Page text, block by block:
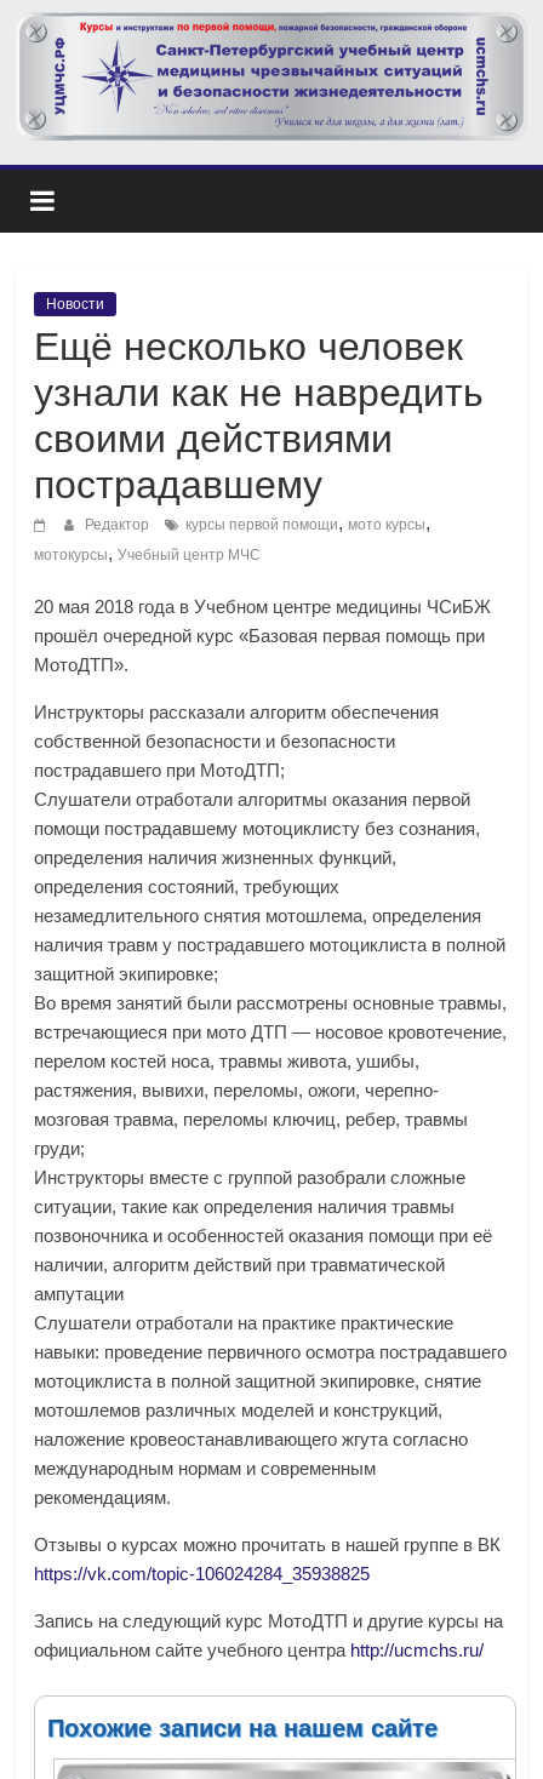
Новости
Ещё несколько человек
узнали как не навредить
своими действиями
пострадавшему
Редактор курсы первой помощи, мото курсы,
мотокурсы,Учебный центр МЧС
20 мая 2018 года в Учебном центре медицины ЧСиБЖ
прошёл очередной курс «Базовая первая помощь при
МотоДТП».
Инструкторы рассказали алгоритм обеспечения
собственной безопасности и безопасности
пострадавшего при МотоДТП;
Слушатели отработали алгоритмы оказания первой
помощи пострадавшему мотоциклисту без сознания,
определения наличия жизненных функций,
определения состояний, требующих
незамедлительного снятия мотошлема, определения
наличия травм у пострадавшего мотоциклиста в полной
защитной экипировке;
Во время занятий были рассмотрены основные травмы,
встречающиеся при мото ДТП — носовое кровотечение,
перелом костей носа, травмы живота, ушибы,
растяжения, вывихи, переломы, ожоги, черепно-
мозговая травма, переломы ключиц, ребер, травмы
груди;
Инструкторы вместе с группой разобрали сложные
ситуации, такие как определения наличия травмы
позвоночника и особенностей оказания помощи при её
наличии, алгоритм действий при травматической
ампутации
Слушатели отработали на практике практические
навыки: проведение первичного осмотра пострадавшего
мотоциклиста в полной защитной экипировке, снятие
мотошлемов различных моделей и конструкций,
наложение кровеостанавливающего жгута согласно
международным нормам и современным
рекомендациям.
Отзывы о курсах можно прочитать в нашей группе в ВК
https://vk.com/topic-106024284_35938825
Запись на следующий курс МотоДТП и другие курсы на
официальном сайте учебного центра http://ucmchs.ru/
Похожие записи на нашем сайте